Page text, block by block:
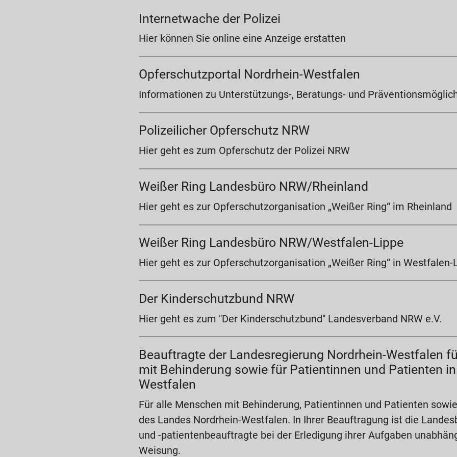
Internetwache der Polizei
Hier können Sie online eine Anzeige erstatten
Opferschutzportal Nordrhein-Westfalen
Informationen zu Unterstützungs-, Beratungs- und
Polizeilicher Opferschutz NRW
Hier geht es zum Opferschutz der Polizei NRW
Weißer Ring Landesbüro NRW/Rheinland
Hier geht es zur Opferschutzorganisation „Weißer Ring“ im Rheinland
Weißer Ring Landesbüro NRW/Westfalen-Lippe
Hier geht es zur Opferschutzorganisation „Weißer Ring“ in Westfalen-
Der Kinderschutzbund NRW
Hier geht es zum "Der Kinderschutzbund" Landesverband NRW e.V.
Beauftragte der Landesregierung Nordrhein-Westfalen
mit Behinderung sowie für Patientinnen und Patienten
Westfalen
Für alle Menschen mit Behinderung, Patientinnen und Patienten
des Landes Nordrhein-Westfalen. In Ihrer Beauftragung ist die
und -patientenbeauftragte bei der Erledigung ihrer Aufgaben
Weisung.